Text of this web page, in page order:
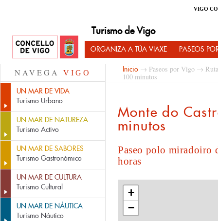
VIGO
Turismo de Vigo
ORGANIZA A TÚA VIAXE PASEOS
NAVEGA VIGO
UN MAR DE VIDA
Turismo Urbano
UN MAR DE NATUREZA
Turismo Activo
UN MAR DE SABORES
Turismo Gastronómico
UN MAR DE CULTURA
Turismo Cultural
UN MAR DE NÁUTICA
Turismo Náutico
Inicio → Paseos por Vigo →
100 minutos
Monte do
minutos
Paseo polo miradoiro
horas
+
−